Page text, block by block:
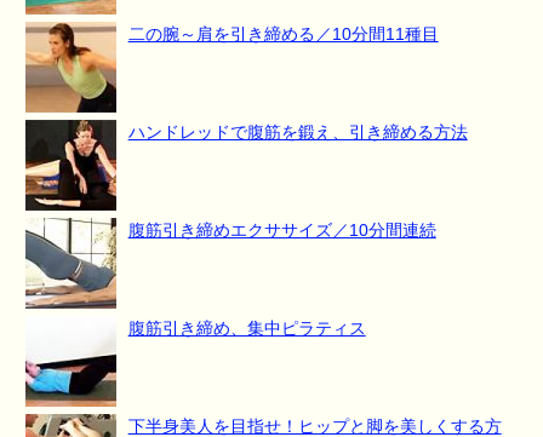
二の腕～肩を引き締める／10分間11種目
ハンドレッドで腹筋を鍛え、引き締める方法
腹筋引き締めエクササイズ／10分間連続
腹筋引き締め、集中ピラティス
下半身美人を目指せ！ヒップと脚を美しくする方